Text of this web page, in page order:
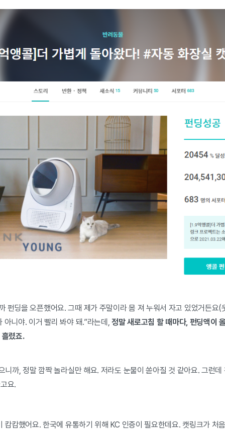
펀딩을 오픈했어요. 그때 제가 주말이라 몸 져 누워서 자고 있었거든요
아니야. 이거 빨리 봐야 돼.”라는데,정말 새로고침 할 때마다, 펀딩액이
흘렸죠.
니까, 정말 깜짝 놀라실만 해요. 저라도 눈물이 쏟아질 것 같아요. 그런데
요.
캄했어요. 한국에 유통하기 위해 KC 인증이 필요한데요. 캣링크가 처